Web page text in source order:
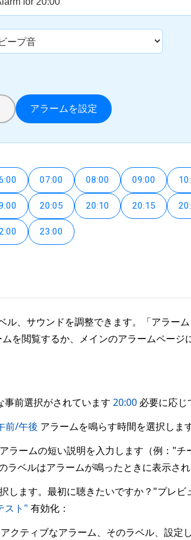
アラームを設定
07:00 08:00 09:00
20:05 20:10 20:15
23:00
、サウンドを調整できます。「アラー
閲覧するか、メインのアラームページ
前選択がされています 20:00 必要に応じ
前/午後 アラームを鳴らす時間を選択します
ラームの短い説明を入力します（例："
ベルはアラームが鳴ったときに表示さ
します。最初に聴きたいですか？"プレビ
スト" 有効化：
クティブなアラーム、そのラベル、設定